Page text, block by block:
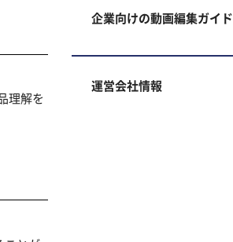
理解を
企業向けの動画編集ガイド
運営会社情報